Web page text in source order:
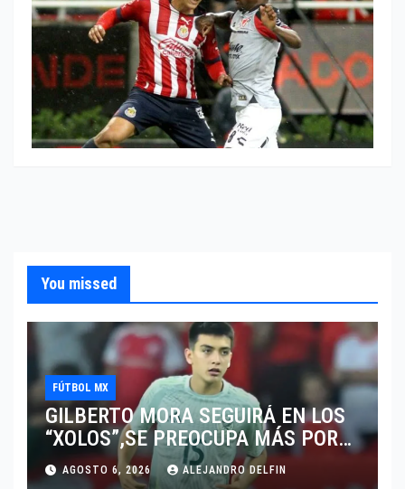
You missed
FÚTBOL MX
GILBERTO MORA SEGUIRÁ EN LOS
“XOLOS”,SE PREOCUPA MÁS POR
JUGAR EN SU EQUIPO.
AGOSTO 6, 2026 ALEJANDRO DELFIN